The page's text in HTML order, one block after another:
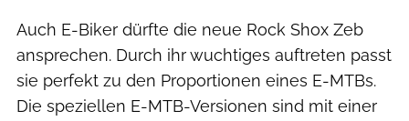
Auch E-Biker dürfte die neue Rock Shox Zeb
ansprechen. Durch ihr wuchtiges auftreten passt
sie perfekt zu den Proportionen eines E-MTBs.
Die speziellen E-MTB-Versionen sind mit einer